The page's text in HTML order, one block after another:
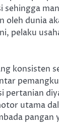
sehingga
oleh dunia
pelaku
konsisten
pemangku
pertanian
utama
pangan